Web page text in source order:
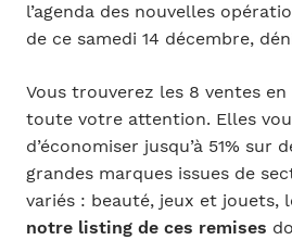
l’agenda des nouvelles
de ce samedi 14 décembre,
Vous trouverez les 8 ventes
toute votre attention. Elles
d’économiser jusqu’à 51% sur
grandes marques issues de
variés : beauté, jeux et jouets,
notre listing de ces remises